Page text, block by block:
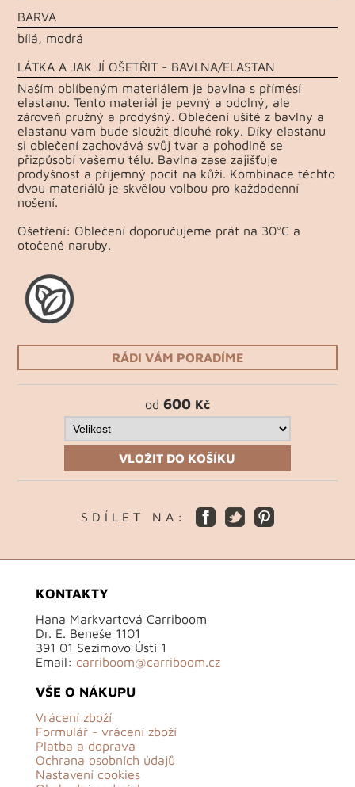
BARVA
bílá, modrá
LÁTKA A JAK JÍ OŠETŘIT - BAVLNA/ELASTAN
Naším oblíbeným materiálem je bavlna s příměsí
elastanu. Tento materiál je pevný a odolný, ale
zároveň pružný a prodyšný. Oblečení ušité z bavlny a
elastanu vám bude sloužit dlouhé roky. Díky elastanu
si oblečení zachovává svůj tvar a pohodlně se
přizpůsobí vašemu tělu. Bavlna zase zajišťuje
prodyšnost a příjemný pocit na kůži. Kombinace těchto
dvou materiálů je skvělou volbou pro každodenní
nošení.
Ošetření: Oblečení doporučujeme prát na 30°C a
otočené naruby.
RÁDI VÁM PORADÍME
od 600 Kč
VLOŽIT DO KOŠÍKU
S D Í L E T N A :
KONTAKTY
Hana Markvartová Carriboom
Dr. E. Beneše 1101
391 01 Sezimovo Ústí 1
Email: carriboom@carriboom.cz
VŠE O NÁKUPU
Vrácení zboží
Formulář - vrácení zboží
Platba a doprava
Ochrana osobních údajů
Nastavení cookies